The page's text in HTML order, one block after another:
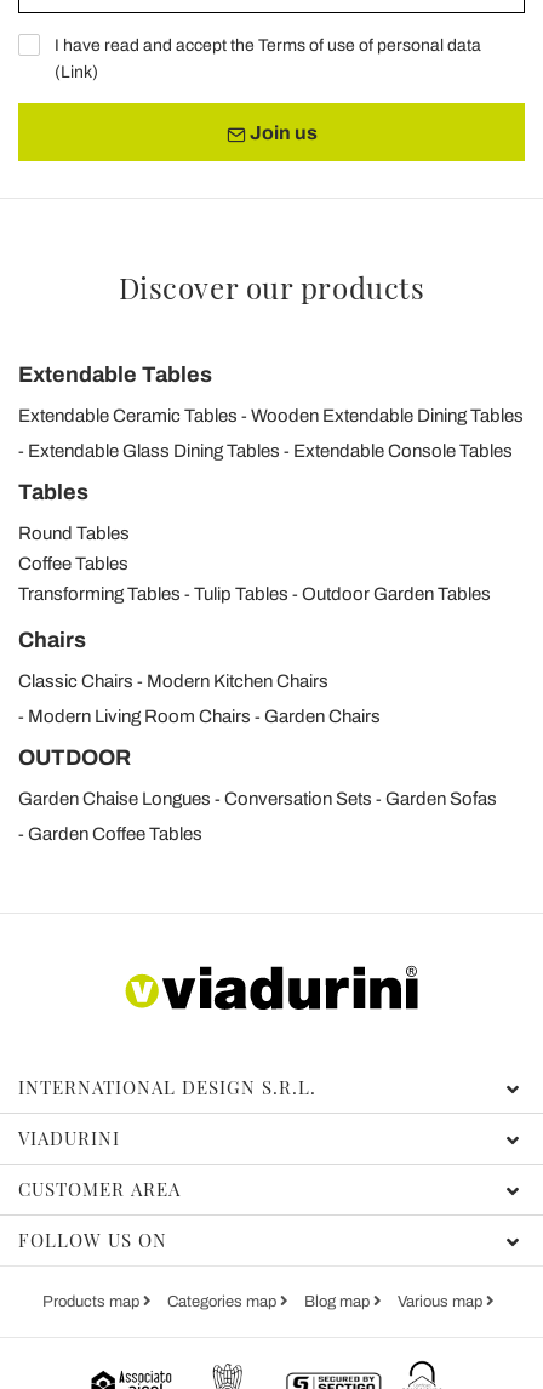
I have read and accept the Terms of use of personal data
(Link)
Join us
Discover our products
Extendable Tables
Extendable Ceramic Tables
Wooden Extendable Dining Tables
Extendable Glass Dining Tables
Extendable Console Tables
Tables
Round Tables
Coffee Tables
Transforming Tables
Tulip Tables Outdoor Garden Tables
Chairs
Classic Chairs
Modern Kitchen Chairs
Modern Living Room Chairs
Garden Chairs
OUTDOOR
Garden Chaise Longues Conversation Sets
Garden Sofas
Garden Coffee Tables
INTERNATIONAL DESIGN S.R.L.
VIADURINI
CUSTOMER AREA
FOLLOW US ON
Products map Categories map Blog map Various map